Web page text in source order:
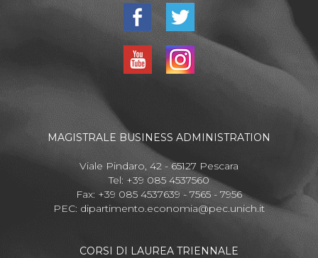
MAGISTRALE BUSINESS ADMINISTRATION
Viale Pindaro, 42 - 65127 Pescara
Tel: +39 085 4537560
Fax: +39 085 4537639 - 7565 - 7956
PEC: dipartimento.economia@pec.unich.it
CORSI DI LAUREA TRIENNALE